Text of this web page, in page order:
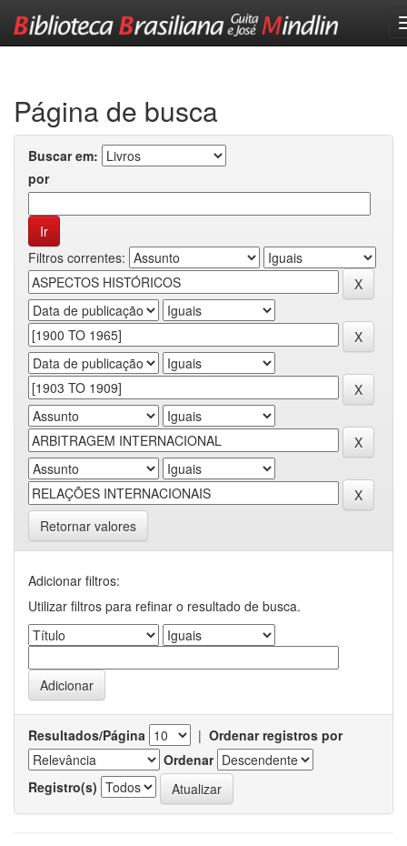
Página de busca
Buscar em:
por
Filtros correntes:
Retornar valores
Adicionar filtros:
Utilizar filtros para refinar o resultado de busca.
Resultados/Página | Ordenar registros por
Ordenar
Registro(s)